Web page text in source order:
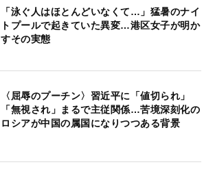
「泳ぐ人はほとんどいなくて…」猛暑のナイ
トプールで起きていた異変…港区女子が明か
すその実態
〈屈辱のプーチン〉習近平に「値切られ」
「無視され」まるで主従関係…苦境深刻化の
ロシアが中国の属国になりつつある背景